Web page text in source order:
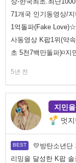
71개국 인기동영상/
1억돌파(Fake
사동영상 K팝1위(약
초 5천7백만돌파)◽
5년 전
지민
멋
💛방탄소년단
리밍을 달성한 K팝